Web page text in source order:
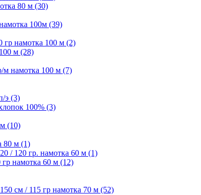
80 м (30)
100м (39)
намотка 100 м (2)
м (28)
намотка 100 м (7)
э (3)
100% (3)
(10)
80 м (1)
/ 120 гр. намотка 60 м (1)
намотка 60 м (12)
см / 115 гр намотка 70 м (52)